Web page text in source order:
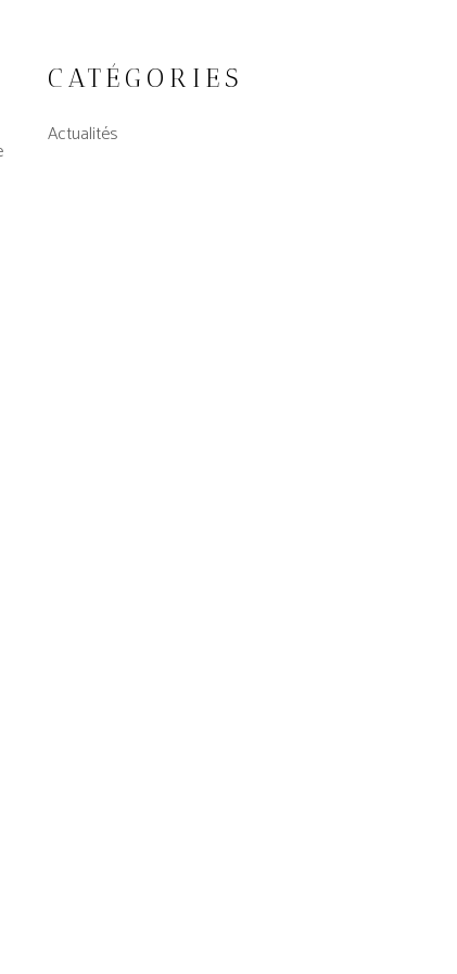
CATÉGORIES
Actualités